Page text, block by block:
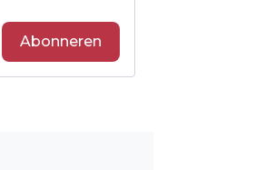
Abonneren